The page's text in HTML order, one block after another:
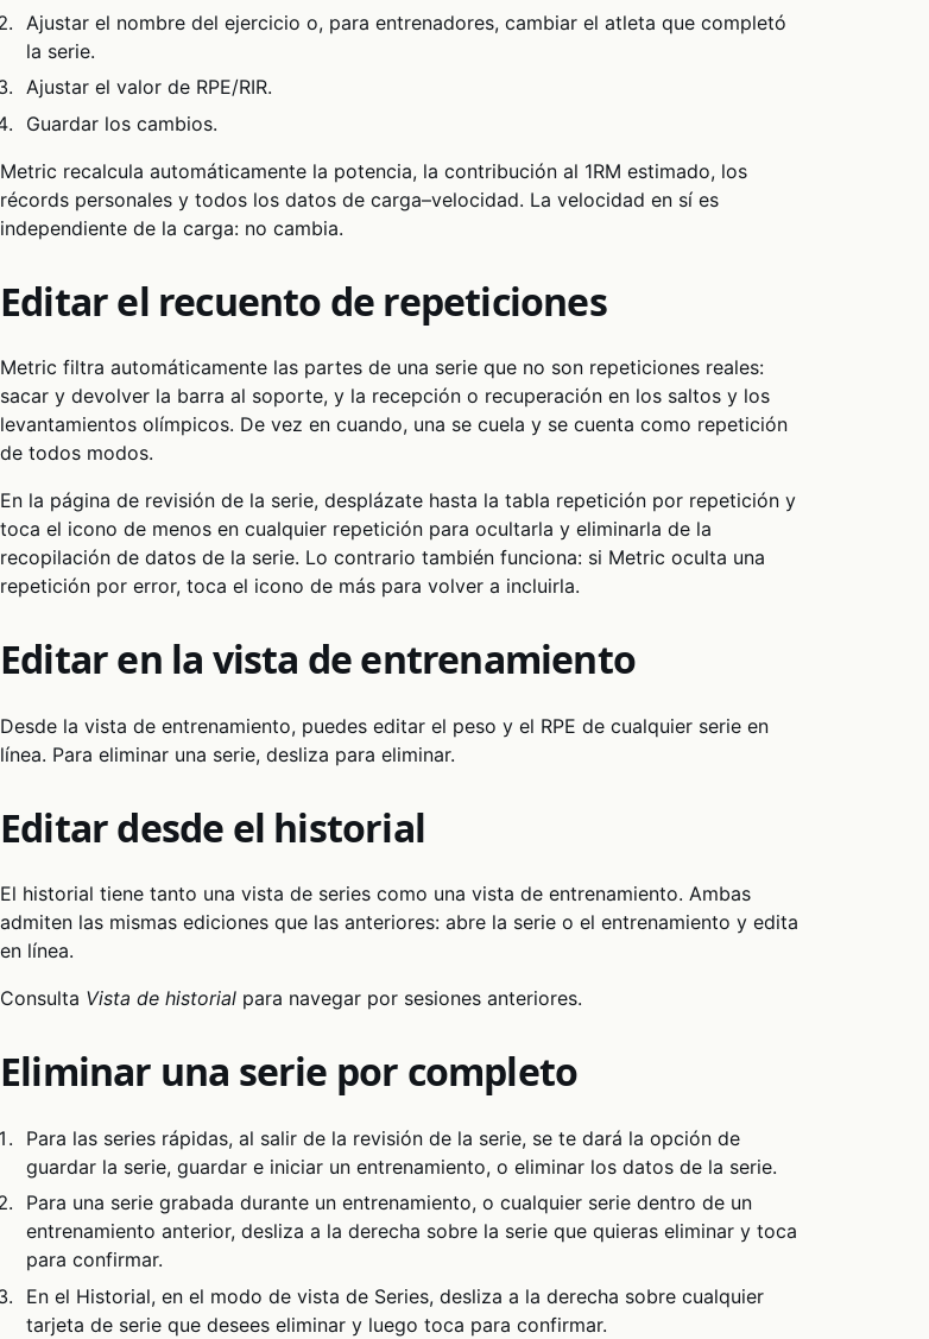
Ajustar el nombre del ejercicio o, para entrenadores, cambiar el atleta que completó
la serie.
Ajustar el valor de RPE/RIR.
Guardar los cambios.
Metric recalcula automáticamente la potencia, la contribución al 1RM estimado, los
récords personales y todos los datos de carga–velocidad. La velocidad en sí es
independiente de la carga: no cambia.
Editar el recuento de repeticiones
Metric filtra automáticamente las partes de una serie que no son repeticiones reales:
sacar y devolver la barra al soporte, y la recepción o recuperación en los saltos y los
levantamientos olímpicos. De vez en cuando, una se cuela y se cuenta como repetición
de todos modos.
En la página de revisión de la serie, desplázate hasta la tabla repetición por repetición y
toca el icono de menos en cualquier repetición para ocultarla y eliminarla de la
recopilación de datos de la serie. Lo contrario también funciona: si Metric oculta una
repetición por error, toca el icono de más para volver a incluirla.
Editar en la vista de entrenamiento
Desde la vista de entrenamiento, puedes editar el peso y el RPE de cualquier serie en
línea. Para eliminar una serie, desliza para eliminar.
Editar desde el historial
El historial tiene tanto una vista de series como una vista de entrenamiento. Ambas
admiten las mismas ediciones que las anteriores: abre la serie o el entrenamiento y edita
en línea.
Consulta Vista de historial para navegar por sesiones anteriores.
Eliminar una serie por completo
Para las series rápidas, al salir de la revisión de la serie, se te dará la opción de
guardar la serie, guardar e iniciar un entrenamiento, o eliminar los datos de la serie.
Para una serie grabada durante un entrenamiento, o cualquier serie dentro de un
entrenamiento anterior, desliza a la derecha sobre la serie que quieras eliminar y toca
para confirmar.
En el Historial, en el modo de vista de Series, desliza a la derecha sobre cualquier
tarjeta de serie que desees eliminar y luego toca para confirmar.